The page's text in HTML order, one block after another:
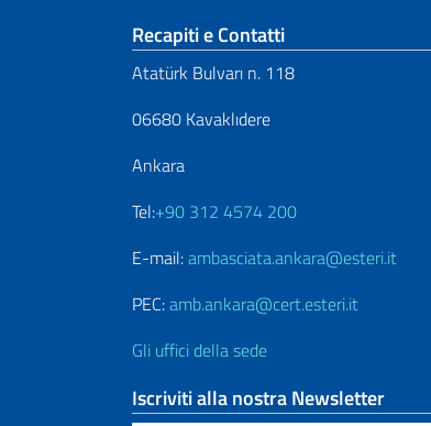
Sezione footer
Recapiti e Contatti
Atatürk Bulvarı n. 118
06680 Kavaklıdere
Ankara
Tel:+90 312 4574 200
E-mail:ambasciata.ankara@esteri.it
PEC:amb.ankara@cert.esteri.it
Gli uffici della sede
Iscriviti alla nostra Newsletter